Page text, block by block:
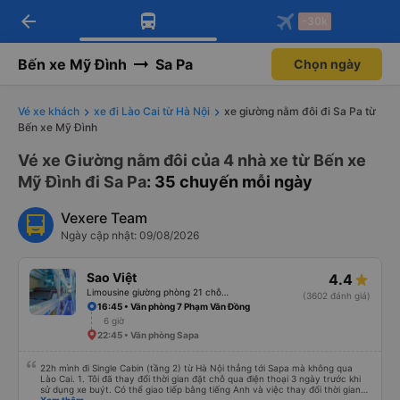
Tải app Vexere ngay!
Nhận ưu đãi thành viên độc
Mở app
Tải app Vexere
-30k/ghế khi đặt vé máy bay qua
Mở app
arrow_back -30k
Bến xe Mỹ Đình Sa Pa Chọn ngày
Vé xe khách xe đi Lào Cai từ Hà Nội
xe giường nằm đôi đi Sa Pa từ
Bến xe Mỹ Đình
Vé xe Giường nằm đôi của 4 nhà xe từ Bến xe
Mỹ Đình đi Sa Pa: 35 chuyến mỗi ngày
Vexere Team
Ngày cập nhật: 09/08/2026
Sao Việt 4.4
(3602 đánh giá)
16:45 • Văn phòng 7 Phạm Văn Đồng
6 giờ
22:45 • Văn phòng Sapa
22h mình đi Single Cabin (tầng 2) từ Hà Nội thẳng tới Sapa mà không qua
Lào Cai. 1. Tôi đã thay đổi thời gian đặt chỗ qua điện thoại 3 ngày trước khi
sử dụng xe buýt. Có thể giao tiếp bằng tiếng Anh và việc thay đổi thời gian